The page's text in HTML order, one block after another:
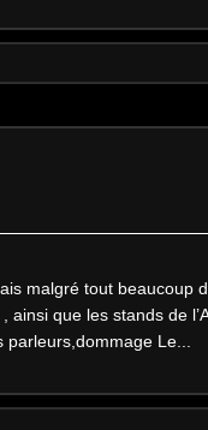
malgré tout beaucoup
que les stands de
Le...